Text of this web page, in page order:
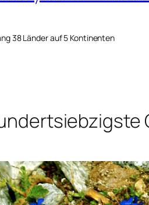
38 Länder auf 5 Kontinenten